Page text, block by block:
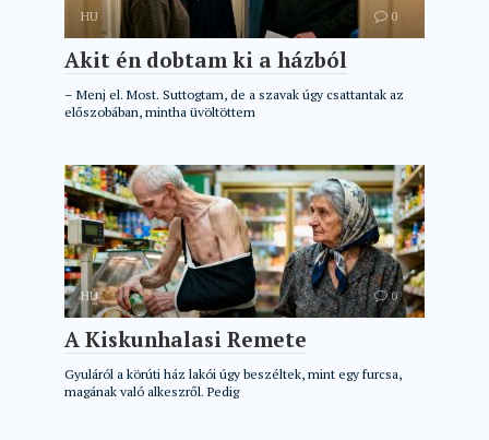
HU 0
Akit én dobtam ki a házból
– Menj el. Most. Suttogtam, de a szavak úgy csattantak az
előszobában, mintha üvöltöttem
HU 0
A Kiskunhalasi Remete
Gyuláról a körúti ház lakói úgy beszéltek, mint egy furcsa,
magának való alkeszről. Pedig